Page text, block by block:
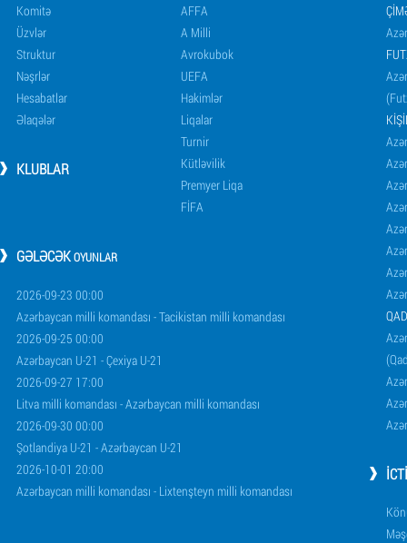
Komitə
Üzvlər
Struktur
Nəşrlər
Hesabatlar
Əlaqələr
KLUBLAR
AFFA
A Milli
Avrokubok
UEFA
Hakimlər
Liqalar
Turnir
Kütləvilik
Premyer Liqa
FİFA
GƏLƏCƏKOYUNLAR
2026-09-23 00:00
Azərbaycan milli komandası - Tacikistan milli komandası
2026-09-25 00:00
Azərbaycan U-21 - Çexiya U-21
2026-09-27 17:00
Litva milli komandası - Azərbaycan milli komandası
2026-09-30 00:00
Şotlandiya U-21 - Azərbaycan U-21
2026-10-01 20:00
Azərbaycan milli komandası - Lixtenşteyn milli komandası